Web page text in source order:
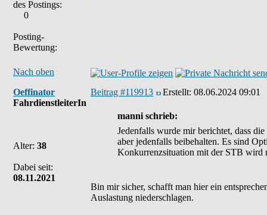
des Postings:
0
Posting-
Bewertung:
Nach oben
Oeffinator
FahrdienstleiterIn
Alter: 38
Dabei seit:
08.11.2021
Beitrag #119913 Erstellt: 08.06.2024 09:01
manni schrieb:
Jedenfalls wurde mir berichtet, dass
aber jedenfalls beibehalten. Es sind
Konkurrenzsituation mit der STB wird
Bin mir sicher, schafft man hier ein
Auslastung niederschlagen.